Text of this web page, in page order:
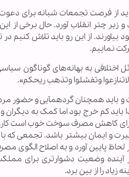
از فرصت تجمعات شبانه برای دعوت
از این رو باید تلاش کنیم در
نماییم.
به بهانه‌های گوناگون
وتفشلوا وتذهب ریحکم».
باید همچنان گردهمآیی و حضور
باید کم خرج بود اما کمک به
برای کاهش مصرف سوخت خوب است
ایمان بیشتر باشد. تجمعی که با
لحاظ پایین آورد و به اصلاح الگوی
وضعیت دشوارتری برای مملکت
زیاد را از بین برد.